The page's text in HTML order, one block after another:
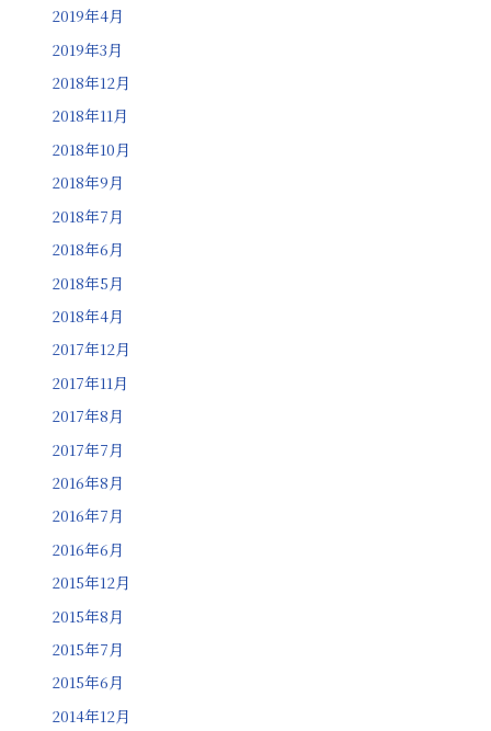
2019年4月
2019年3月
2018年12月
2018年11月
2018年10月
2018年9月
2018年7月
2018年6月
2018年5月
2018年4月
2017年12月
2017年11月
2017年8月
2017年7月
2016年8月
2016年7月
2016年6月
2015年12月
2015年8月
2015年7月
2015年6月
2014年12月